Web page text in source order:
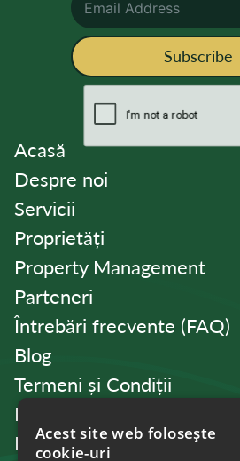
Subscribe
Acasă
Despre noi
Servicii
Proprietăți
Property Management
Parteneri
Întrebări frecvente (FAQ)
Blog
Termeni și Condiții
Politica de Confidențialitate
Politica de cookies
Acest site web folosește
cookie-uri